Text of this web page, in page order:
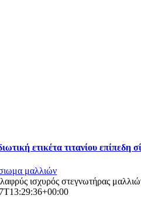
ετικέτα τιτανίου επίπεδη
μαλλιών
ισχυρός στεγνωτήρας